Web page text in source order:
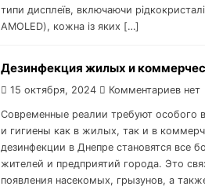
типи дисплеїв, включаючи
AMOLED), кожна із яких […]
Дезинфекция жилых и
15 октября, 2024 Комментариев нет
Современные реалии требуют особого
и гигиены как в жилых, так и в
дезинфекции в Днепре становятся все
жителей и предприятий города. Это
появления насекомых, грызунов, а